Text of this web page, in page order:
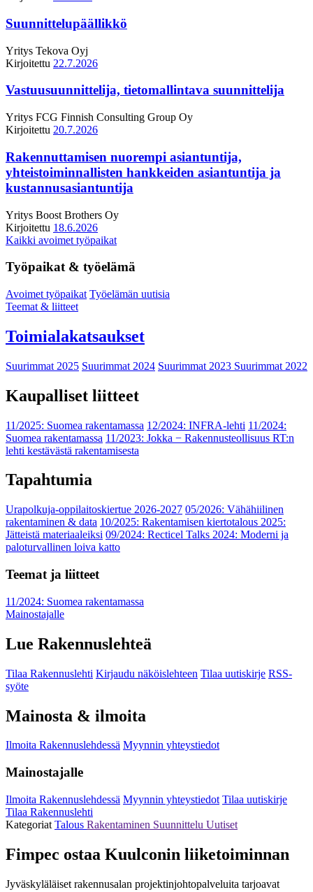
Suunnittelupäällikkö
Yritys Tekova Oyj
Kirjoitettu 22.7.2026
Vastuusuunnittelija, tietomallintava suunnittelija
Yritys FCG Finnish Consulting Group Oy
Kirjoitettu 20.7.2026
Rakennuttamisen nuorempi asiantuntija,
yhteistoiminnallisten hankkeiden asiantuntija ja
kustannusasiantuntija
Yritys Boost Brothers Oy
Kirjoitettu 18.6.2026
Kaikki avoimet työpaikat
Työpaikat & työelämä
Avoimet työpaikat Työelämän uutisia
Teemat & liitteet
Toimialakatsaukset
Suurimmat 2025 Suurimmat 2024 Suurimmat 2023 Suurimmat 2022
Kaupalliset liitteet
11/2025: Suomea rakentamassa 12/2024: INFRA-lehti 11/2024:
Suomea rakentamassa 11/2023: Jokka − Rakennusteollisuus RT:n
lehti kestävästä rakentamisesta
Tapahtumia
Urapolkuja-oppilaitoskiertue 2026-2027 05/2026: Vähähiilinen
rakentaminen & data 10/2025: Rakentamisen kiertotalous 2025:
Jätteistä materiaaleiksi 09/2024: Recticel Talks 2024: Moderni ja
paloturvallinen loiva katto
Teemat ja liitteet
11/2024: Suomea rakentamassa
Mainostajalle
Lue Rakennuslehteä
Tilaa Rakennuslehti Kirjaudu näköislehteen Tilaa uutiskirje RSS-
syöte
Mainosta & ilmoita
Ilmoita Rakennuslehdessä Myynnin yhteystiedot
Mainostajalle
Ilmoita Rakennuslehdessä Myynnin yhteystiedot Tilaa uutiskirje
Tilaa Rakennuslehti
Kategoriat Talous Rakentaminen Suunnittelu Uutiset
Fimpec ostaa Kuulconin liiketoiminnan
Jyväskyläläiset rakennusalan projektinjohtopalveluita tarjoavat